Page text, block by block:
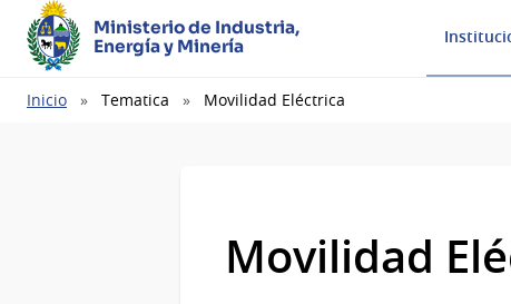
Ministerio de Industria,
Energía y Minería
Ruta
Inicio Tematica Movilidad Eléctrica
Movilidad